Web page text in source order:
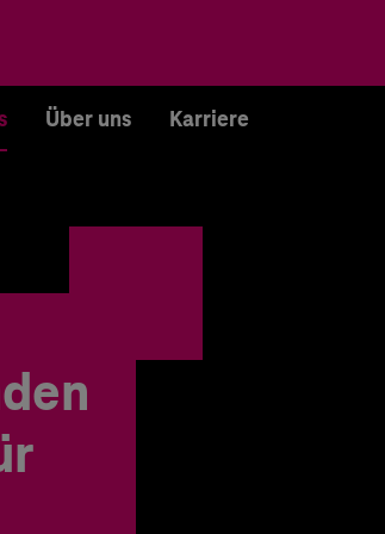
Über uns Karriere